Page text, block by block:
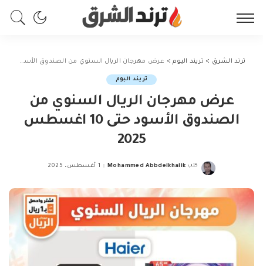
ترند الشرق > تريند اليوم> عرض مهرجان الريال السنوي من الصندوق الأسود حتى 10 اغسطس 2025
تريند اليوم
عرض مهرجان الريال السنوي من
الصندوق الأسود حتى 10 اغسطس
2025
Posted
كتب Mohammed Abbdelkhalik 1 أغسطس، 2025